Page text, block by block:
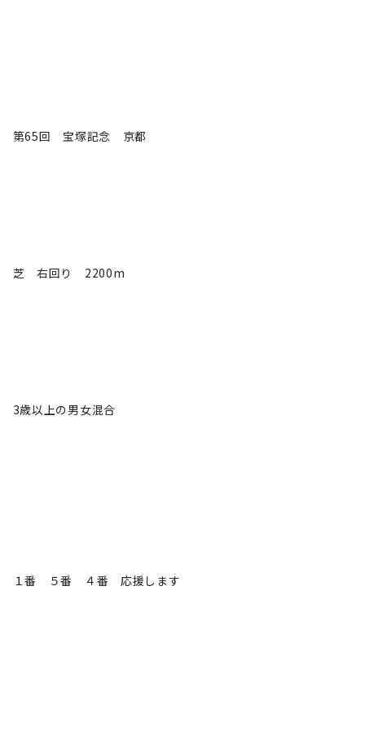
第65回 宝塚記念 京都
芝 右回り 2200m
3歳以上の男女混合
１番 ５番 ４番 応援します